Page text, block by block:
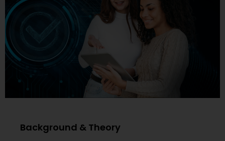
Background & Theory